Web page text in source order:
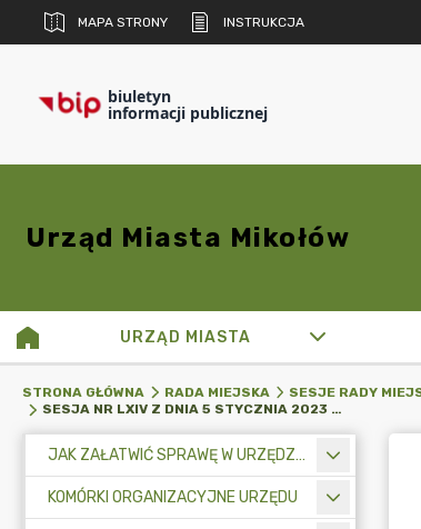
MAPA STRONY INSTRUKCJA
biuletyn
informacji publicznej
Urząd Miasta Mikołów
URZĄD MIASTA
STRONA GŁÓWNA RADA MIEJSKA SESJE RADY
SESJA NR LXIV Z DNIA 5 STYCZNIA 2023 R.
JAK ZAŁATWIĆ SPRAWĘ W URZĘDZIE MIASTA
KOMÓRKI ORGANIZACYJNE URZĘDU